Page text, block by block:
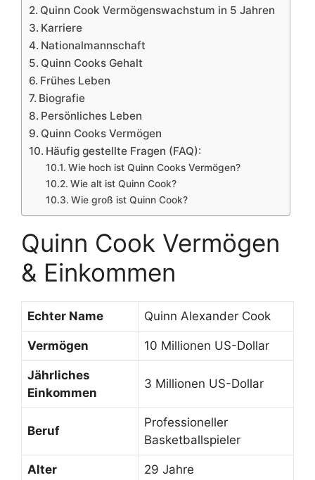
Quinn Cook Vermögenswachstum in 5 Jahren
Karriere
Nationalmannschaft
Quinn Cooks Gehalt
Frühes Leben
Biografie
Persönliches Leben
Quinn Cooks Vermögen
Häufig gestellte Fragen (FAQ):
Wie hoch ist Quinn Cooks Vermögen?
Wie alt ist Quinn Cook?
Wie groß ist Quinn Cook?
Quinn Cook Vermögen
& Einkommen
Echter Name Quinn Alexander Cook
Vermögen 10 Millionen US-Dollar
Jährliches
Einkommen
3 Millionen US-Dollar
Beruf
Professioneller
Basketballspieler
Alter 29 Jahre